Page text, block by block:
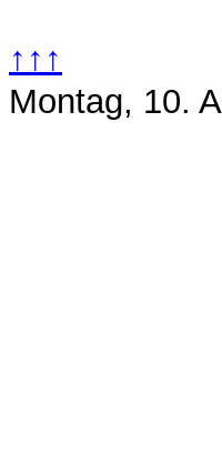
↑↑↑
Montag, 10.